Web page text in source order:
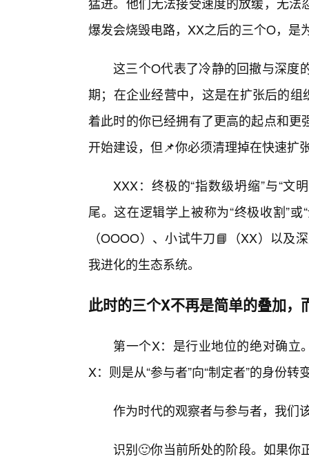
爆发会烧毁电路，XX之后的三个O，是
这三个O代表了冷静的回撤与深度
期；在企业经营中，这是在扩张后的
着此时的你已经拥有了更高的起点和
开始建设，但📌你必须清理掉在快速扩
XXX：终极的“指数级坍缩”与“文
尾。这在逻辑学上被称为“终极收割”
（OOOO）、小试牛刀📘（XX）以及
我进化的生态系统。
此时的三个X不再是简单的叠加，
第一个X：是行业地位的绝对确立
X：则是从“参与者”向“制定者”的身份转
作为时代的观察者与参与者，我们
识别🙂你当前所处的阶段。如果你